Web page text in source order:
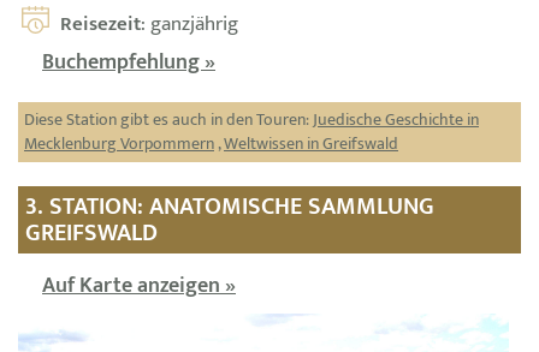
Reisezeit: ganzjährig
Buchempfehlung »
Diese Station gibt es auch in den Touren:Juedische Geschichte in
Mecklenburg Vorpommern,Weltwissen in Greifswald
3. STATION: ANATOMISCHE SAMMLUNG
GREIFSWALD
Auf Karte anzeigen »